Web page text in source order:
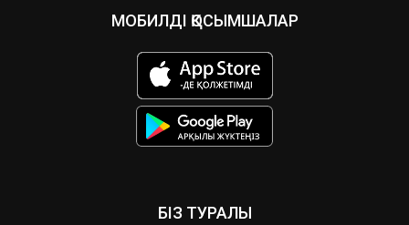
МОБИЛДІ ҚОСЫМШАЛАР
БІЗ ТУРАЛЫ